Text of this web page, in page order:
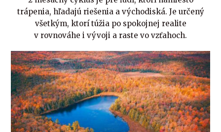
trápenia, hľadajú riešenia a východiská. Je určený
všetkým, ktorí túžia po spokojnej realite
v rovnováhe i vývoji a raste vo vzťahoch.